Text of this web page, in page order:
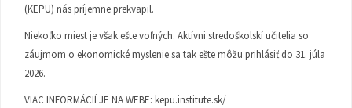
(KEPU) nás príjemne prekvapil.
Niekoľko miest je však ešte voľných. Aktívni stredoškolskí učitelia so
záujmom o ekonomické myslenie sa tak ešte môžu prihlásiť do 31. júla
2026.
VIAC INFORMÁCIÍ JE NA WEBE: kepu.institute.sk/